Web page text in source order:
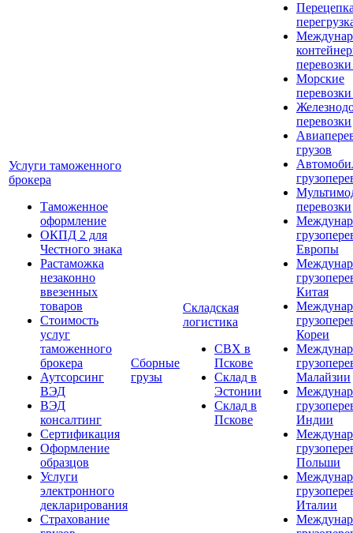
Услуги таможенного
брокера
Таможенное
оформление
ОКПД 2 для
Честного знака
Растаможка
незаконно
ввезенных
товаров
Стоимость
услуг
таможенного
брокера
Аутсорсинг
ВЭД
ВЭД
консалтинг
Сертификация
Оформление
образцов
Услуги
электронного
декларирования
Страхование
Сборные
грузы
Складская
логистика
СВХ в
Пскове
Склад в
Эстонии
Склад в
Пскове
Морские
перевозки
грузов
перевозки
Европы
Китая
Кореи
Малайзии
Индии
Польши
Италии